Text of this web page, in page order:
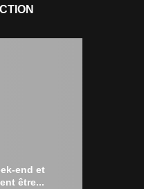
end et
être...